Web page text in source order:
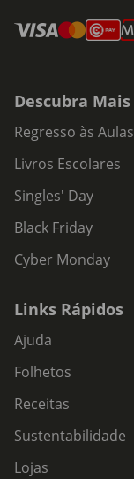
Descubra Mais
Regresso às Aulas
Livros Escolares
Singles' Day
Black Friday
Cyber Monday
Links Rápidos
Ajuda
Folhetos
Receitas
Sustentabilidade
Lojas